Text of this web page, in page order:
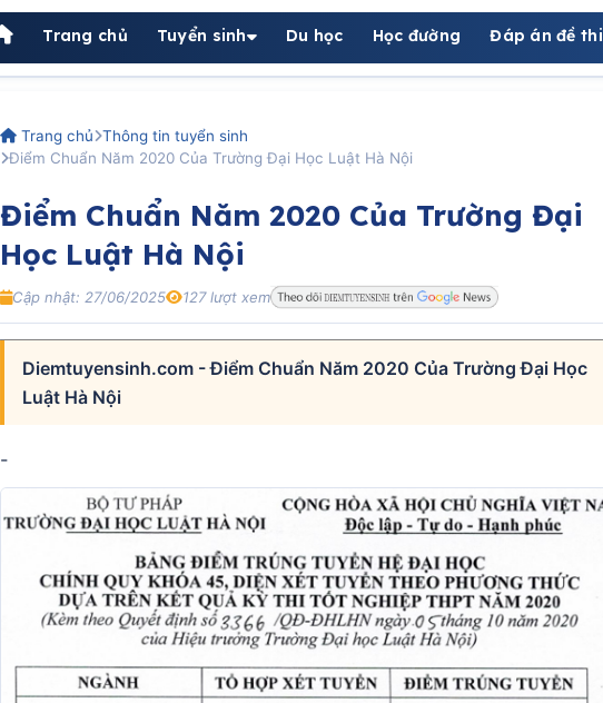
Trang chủ Tuyển sinh Du học Học đường Đáp án đề thi
Trang chủ Thông tin tuyển sinh
Điểm Chuẩn Năm 2020 Của Trường Đại Học Luật Hà Nội
Điểm Chuẩn Năm 2020 Của Trường Đại
Học Luật Hà Nội
Cập nhật: 27/06/2025 127 lượt xem
Diemtuyensinh.com - Điểm Chuẩn Năm 2020 Của Trường Đại Học
Luật Hà Nội
-